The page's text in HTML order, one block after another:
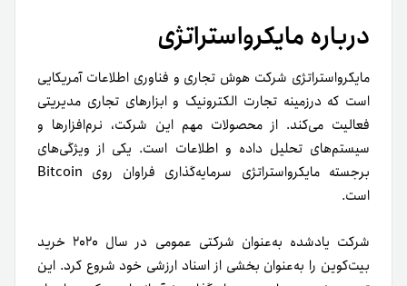
درباره مایکرواستراتژی
مایکرواستراتژی شرکت هوش تجاری و فناوری اطلاعات آمریکایی
است که درزمینه تجارت الکترونیک و ابزارهای تجاری مدیریتی
فعالیت می‌کند. از محصولات مهم این شرکت، نرم‌افزارها و
سیستم‌های تحلیل داده و اطلاعات است. یکی از ویژگی‌های
برجسته مایکرواستراتژی سرمایه‌گذاری فراوان روی Bitcoin
است.
شرکت یادشده به‌عنوان شرکتی عمومی در سال ۲۰۲۰ خرید
بیت‌کوین را به‌عنوان بخشی از اسناد ارزشی خود شروع کرد. این